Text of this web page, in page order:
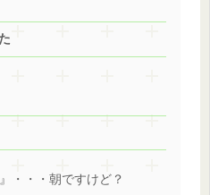
・・・朝ですけど？